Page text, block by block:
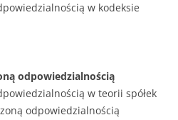
w kodeksie
odpowiedzialnością
w teorii spółek
odpowiedzialnością